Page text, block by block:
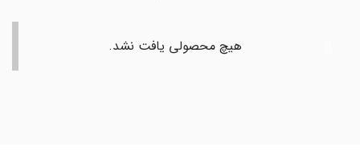
هیچ محصولی یافت نشد.